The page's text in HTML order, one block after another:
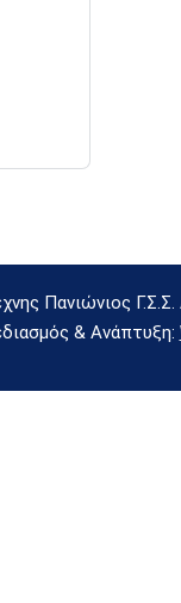
Πανιώνιος Γ.Σ.Σ.
& Ανάπτυξη: